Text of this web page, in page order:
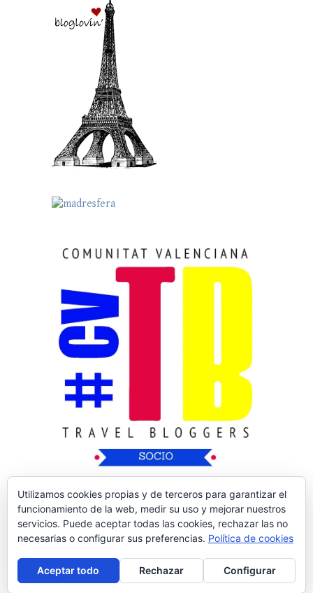
Copyright © 2026Nos Vamos de Rutica| Tema
de:Theme Horse | Desarrollado por: WordPress
Utilizamos cookies propias y de terceros para garantizar el
funcionamiento de la web, medir su uso y mejorar nuestros
servicios. Puede aceptar todas las cookies, rechazar las no
necesarias o configurar sus preferencias. Política de cookies
Aceptar todo Rechazar Configurar